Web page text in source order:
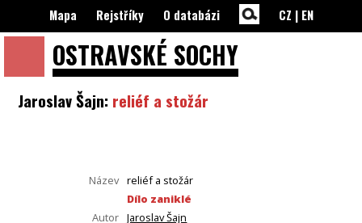
OSTRAVSKÉ SOCHY
Mapa Rejstříky O databázi CZ | EN
Jaroslav Šajn: reliéf a stožár
Název reliéf a stožár
Dílo zaniklé
Autor Jaroslav Šajn